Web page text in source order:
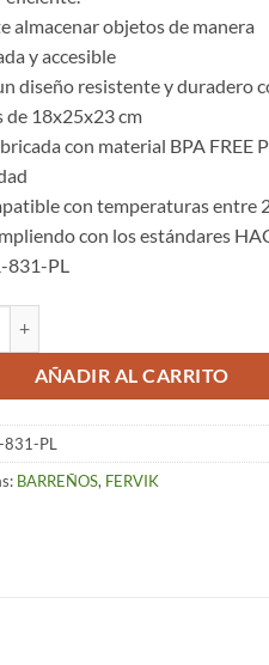
almacenar objetos de manera
y accesible
diseño resistente y duradero
de 18x25x23 cm
con material BPA FREE
con temperaturas entre
con los estándares
831-PL
AÑADIR AL CARRITO
831-PL
BARREÑOS, FERVIK